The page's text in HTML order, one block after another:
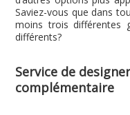
Saviez-vous que dans
moins trois différentes
différents?
Service de
complémentaire